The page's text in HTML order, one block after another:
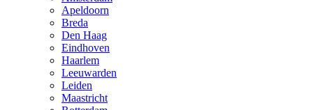
Apeldoorn
Breda
Den Haag
Eindhoven
Haarlem
Leeuwarden
Leiden
Maastricht